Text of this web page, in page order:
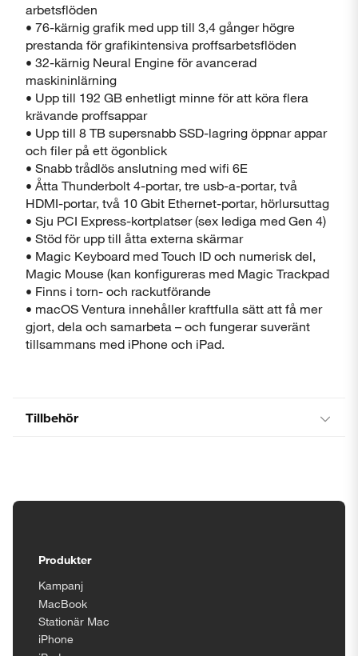
arbetsflöden
• 76-kärnig grafik med upp till 3,4 gånger högre
prestanda för grafikintensiva proffsarbetsflöden
• 32-kärnig Neural Engine för avancerad
maskininlärning
• Upp till 192 GB enhetligt minne för att köra flera
krävande proffsappar
• Upp till 8 TB supersnabb SSD-lagring öppnar appar
och filer på ett ögonblick
• Snabb trådlös anslutning med wifi 6E
• Åtta Thunderbolt 4-portar, tre usb-a-portar, två
HDMI-portar, två 10 Gbit Ethernet-portar, hörlursuttag
• Sju PCI Express-kortplatser (sex lediga med Gen 4)
• Stöd för upp till åtta externa skärmar
• Magic Keyboard med Touch ID och numerisk del,
Magic Mouse (kan konfigureras med Magic Trackpad
• Finns i torn- och rackutförande
• macOS Ventura innehåller kraftfulla sätt att få mer
gjort, dela och samarbeta – och fungerar suveränt
tillsammans med iPhone och iPad.
Tillbehör
Produkter
Kampanj
MacBook
Stationär Mac
iPhone